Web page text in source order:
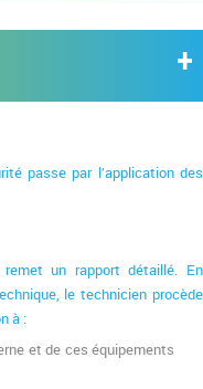
passe par l’application des
un rapport détaillé. En
le technicien procède
à :
et de ces équipements